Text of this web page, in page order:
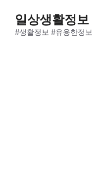
content
일상생활정보
#생활정보 #유용한정보